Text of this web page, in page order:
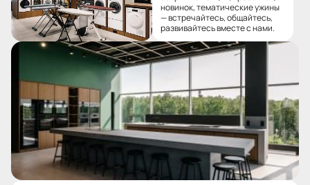
новинок, тематические ужины
— встречайтесь, общайтесь,
развивайтесь вместе с нами.